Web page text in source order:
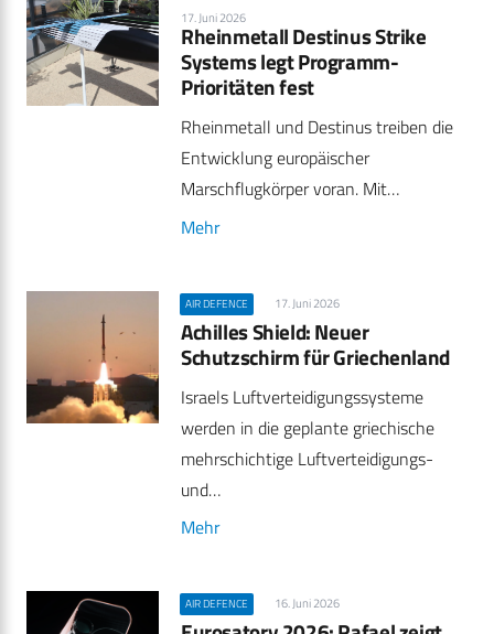
17. Juni 2026
Rheinmetall Destinus Strike
Systems legt Programm-
Prioritäten fest
Rheinmetall und Destinus treiben die
Entwicklung europäischer
Marschflugkörper voran. Mit…
Mehr
AIR DEFENCE 17. Juni 2026
Achilles Shield: Neuer
Schutzschirm für Griechenland
Israels Luftverteidigungssysteme
werden in die geplante griechische
mehrschichtige Luftverteidigungs-
und…
Mehr
AIR DEFENCE 16. Juni 2026